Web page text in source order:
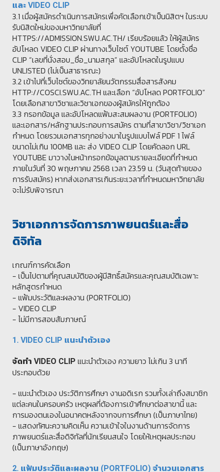
และ VIDEO CLIP
3.1 เมื่อผู้สมัครดำเนินการสมัครเพื่อคัดเลือกเข้าเป็นนิสิตฯ ในระบบ
รับนิสิตใหม่ของมหาวิทยาลัยที่
HTTPS://ADMISSION.SWU.AC.TH/ เรียบร้อยแล้ว ให้ผู้สมัคร
อัปโหลด VIDEO CLIP ผ่านทางเว็บไซต์ YOUTUBE โดยตั้งชื่อ
CLIP “เลขที่นั่งสอบ_ชื่อ_นามสกุล” และอัปโหลดในรูปแบบ
UNLISTED (ไม่เป็นสาธารณะ)
3.2 เข้าไปที่เว็บไซต์ของวิทยาลัยนวัตกรรมสื่อสารสังคม
HTTP://COSCI.SWU.AC.TH และเลือก “อัปโหลด PORTFOLIO”
โดยเลือกสาขาวิชาและวิชาเอกของผู้สมัครให้ถูกต้อง
3.3 กรอกข้อมูล และอัปโหลดแฟ้มสะสมผลงาน (PORTFOLIO)
และเอกสาร/หลักฐานประกอบการสมัคร ตามที่สาขาวิชา/วิชาเอก
กำหนด โดยรวมเอกสารทุกอย่างมาในรูปแบบไฟล์ PDF 1 ไฟล์
ขนาดไม่เกิน 100MB และ ส่ง VIDEO CLIP โดยคัดลอก URL
YOUTUBE มาวางในหน้ากรอกข้อมูลตามรายละเอียดที่กำหนด
ภายในวันที่ 30 พฤษภาคม 2568 เวลา 23.59 น. (วันสุดท้ายของ
การรับสมัคร) หากส่งเอกสารเกินระยะเวลาที่กำหนดมหาวิทยาลัย
จะไม่รับพิจารณา
วิชาเอกการจัดการภาพยนตร์และสื่อ
ดิจิทัล
เกณฑ์การคัดเลือก
- เป็นไปตามที่คุณสมบัติของผู้มีสิทธิ์สมัครและคุณสมบัติเฉพาะ
หลักสูตรกำหนด
- แฟ้มประวัติและผลงาน (PORTFOLIO)
- VIDEO CLIP
- ไม่มีการสอบสัมภาษณ์
1. VIDEO CLIP แนะนำตัวเอง
จัดทำ VIDEO CLIP แนะนำตัวเอง ความยาว ไม่เกิน 3 นาที
ประกอบด้วย
- แนะนำตัวเอง ประวัติการศึกษา งานอดิเรก รวมทั้งเล่าถึงสมาชิก
แต่ละคนในครอบครัว เหตุผลที่ต้องการเข้าศึกษาต่อสาขานี้ และ
การมองตนเองในอนาคตหลังจากจบการศึกษา (เป็นภาษาไทย)
- แสดงทัศนะความคิดเห็น ความเข้าใจในงานด้านการจัดการ
ภาพยนตร์และสื่อดิจิทัลที่นักเรียนสนใจ โดยให้เหตุผลประกอบ
(เป็นภาษาอังกฤษ)
2. แฟ้มประวัติและผลงาน (PORTFOLIO) จำนวนเอกสาร